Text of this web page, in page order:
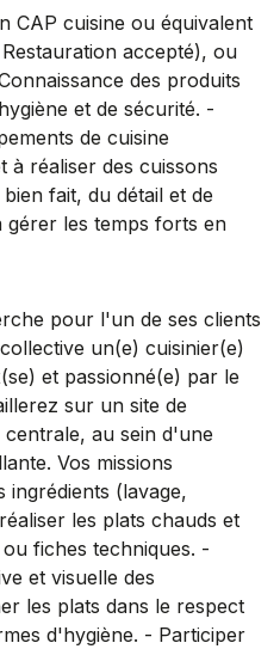
CAP cuisine ou équivalent
accepté), ou
des produits
et de sécurité. -
de cuisine
à réaliser des cuissons
fait, du détail et de
gérer les temps forts en
pour l'un de ses clients
un(e) cuisinier(e)
et passionné(e) par le
sur un site de
au sein d'une
Vos missions
ingrédients (lavage,
les plats chauds et
fiches techniques. -
et visuelle des
les plats dans le respect
d'hygiène. - Participer